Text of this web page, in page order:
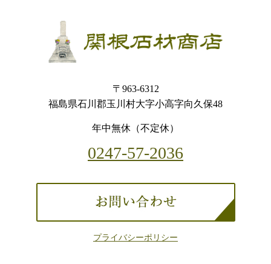
〒963-6312
福島県石川郡玉川村大字小高字向久保48
年中無休（不定休）
0247-57-2036
プライバシーポリシー